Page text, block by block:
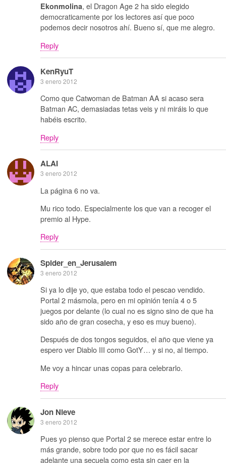
Ekonmolina, el Dragon Age 2 ha sido elegido
democraticamente por los lectores así que poco
podemos decir nosotros ahí. Bueno sí, que me alegro.
Reply
KenRyuT
3 enero 2012
Como que Catwoman de Batman AA si acaso sera
Batman AC, demasiadas tetas veis y ni miráis lo que
habéis escrito.
Reply
ALAI
3 enero 2012
La página 6 no va.
Mu rico todo. Especialmente los que van a recoger el
premio al Hype.
Reply
Spider_en_Jerusalem
3 enero 2012
Si ya lo dije yo, que estaba todo el pescao vendido.
Portal 2 másmola, pero en mi opinión tenía 4 o 5
juegos por delante (lo cual no es signo sino de que ha
sido año de gran cosecha, y eso es muy bueno).
Después de dos tongos seguidos, el año que viene ya
espero ver Diablo III como GotY… y si no, al tiempo.
Me voy a hincar unas copas para celebrarlo.
Reply
Jon Nieve
3 enero 2012
Pues yo pienso que Portal 2 se merece estar entre lo
más grande, sobre todo por que no es fácil sacar
adelante una secuela como esta sin caer en la